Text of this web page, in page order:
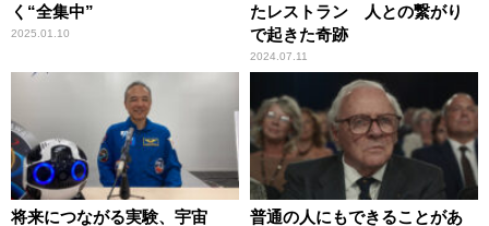
く“全集中”
2025.01.10
たレストラン 人との繋がり
で起きた奇跡
2024.07.11
将来につながる実験、宇宙
普通の人にもできることがあ